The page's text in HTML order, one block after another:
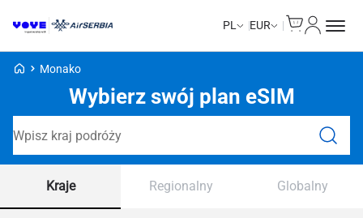
PL EUR
Strona główna Voye
Monako
Wybierz swój plan eSIM
Kraje Regionalny Globalny